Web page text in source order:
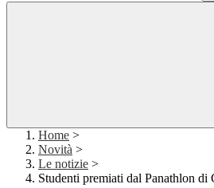
Home >
Novità >
Le notizie >
Studenti premiati dal Panathlon